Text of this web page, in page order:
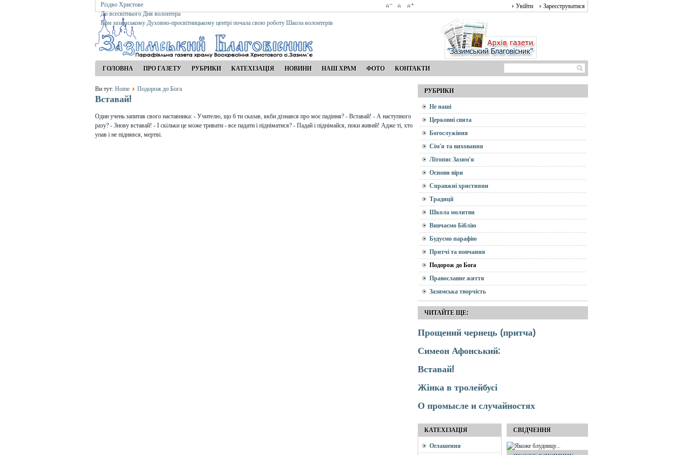
Різдво Христове
До всесвітнього Дня волонтера
При зазимському Духовно-просвітницькому центрі почала свою роботу Школа волонтерів
Увійти Зареєструватися
ГОЛОВНА ПРО ГАЗЕТУ РУБРИКИ КАТЕХІЗАЦІЯ НОВИНИ НАШ ХРАМ ФОТО КОНТАКТИ
Ви тут: Home Подорож до Бога
Вставай!
Один учень запитав свого наставника: - Учителю, що б ти сказав, якби дізнався про моє падіння? - Вставай! - А наступного
разу? - Знову вставай! - І скільки це може тривати - все падати і підніматися? - Падай і піднімайся, поки живий! Адже ті, хто
упав і не піднявся, мертві.
РУБРИКИ
Не наші
Церковні свята
Богослужіння
Сім'я та виховання
Літопис Зазим'я
Основи віри
Справжні християни
Традиції
Школа молитви
Вивчаємо Біблію
Будуємо парафію
Притчі та повчання
Подорож до Бога
Православне життя
Зазимська творчість
ЧИТАЙТЕ ЩЕ:
Прощений чернець (притча)
Симеон Афонський:
Вставай!
Жінка в тролейбусі
О промысле и случайностях
КАТЕХІЗАЦІЯ
Оглашення
СВІДЧЕННЯ